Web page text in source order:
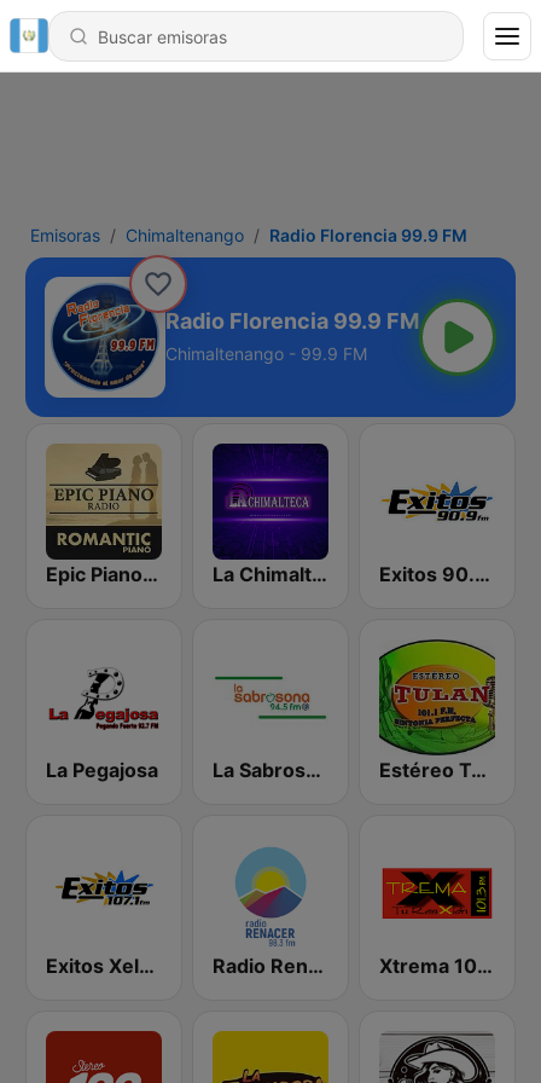
Emisoras Chimaltenango Radio Florencia 99.9 FM
Radio Florencia 99.9 FM
Chimaltenango - 99.9 FM
Epic Piano - ROMANTIC PIANO La Chimalteca Radio Exitos 90.9 FM
La Pegajosa La Sabrosona Estéreo Tulán
Exitos Xela 107.1 FM Radio Renacer 98.3 FM Xtrema 101.3 FM